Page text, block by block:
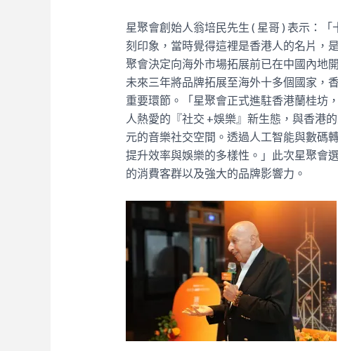
星聚會創始人翁培民先生 ( 星哥 ) 表示：
刻印象，當時覺得這裡是香港人的名片，
聚會決定向海外市場拓展前已在中國內地
未來三年將品牌拓展至海外十多個國家，
重要環節。「星聚會正式進駐香港蘭桂坊
人熱愛的『社交 +娛樂』新生態，與香港
元的音樂社交空間。透過人工智能與數碼
提升效率與娛樂的多樣性。」此次星聚會
的消費客群以及強大的品牌影響力。